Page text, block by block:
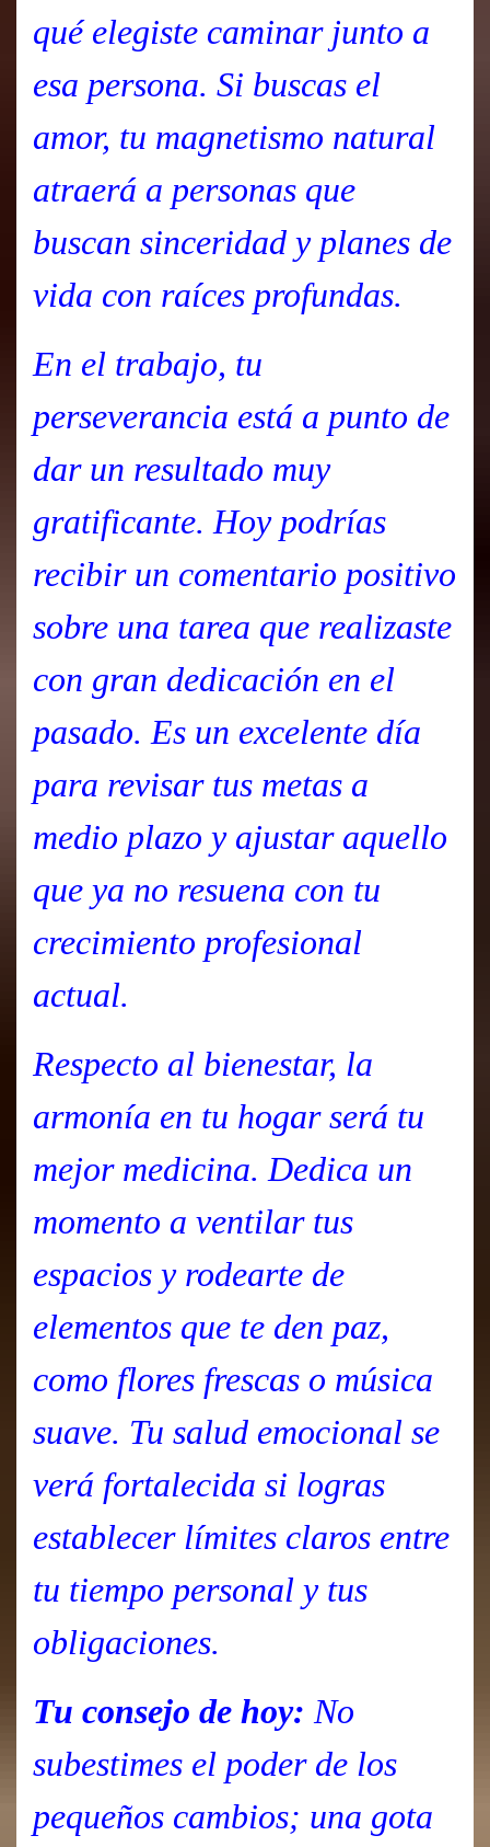
qué elegiste caminar junto a
esa persona. Si buscas el
amor, tu magnetismo natural
atraerá a personas que
buscan sinceridad y planes de
vida con raíces profundas.
En el trabajo, tu
perseverancia está a punto de
dar un resultado muy
gratificante. Hoy podrías
recibir un comentario positivo
sobre una tarea que realizaste
con gran dedicación en el
pasado. Es un excelente día
para revisar tus metas a
medio plazo y ajustar aquello
que ya no resuena con tu
crecimiento profesional
actual.
Respecto al bienestar, la
armonía en tu hogar será tu
mejor medicina. Dedica un
momento a ventilar tus
espacios y rodearte de
elementos que te den paz,
como flores frescas o música
suave. Tu salud emocional se
verá fortalecida si logras
establecer límites claros entre
tu tiempo personal y tus
obligaciones.
Tu consejo de hoy: No
subestimes el poder de los
pequeños cambios; una gota